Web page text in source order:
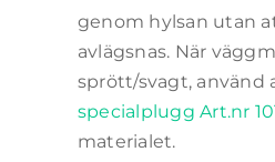
genom hylsan utan
avlägsnas. När
sprött/svagt, använd
specialplugg Art.nr
materialet.